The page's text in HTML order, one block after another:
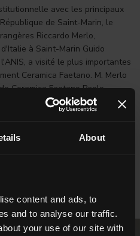
About
content and ads, to
and to analyse our traffic.
your use of our site with
avec les principaux
de Saint-Marin, le
Riccardo Merlo,
à Saint-Marin Guido
a visité le plus importantes
Ceramica Faetano. M. Merlo
Ceramica Faetano Paolo
Cino Mularoni Stefania
du groupe Del Conca